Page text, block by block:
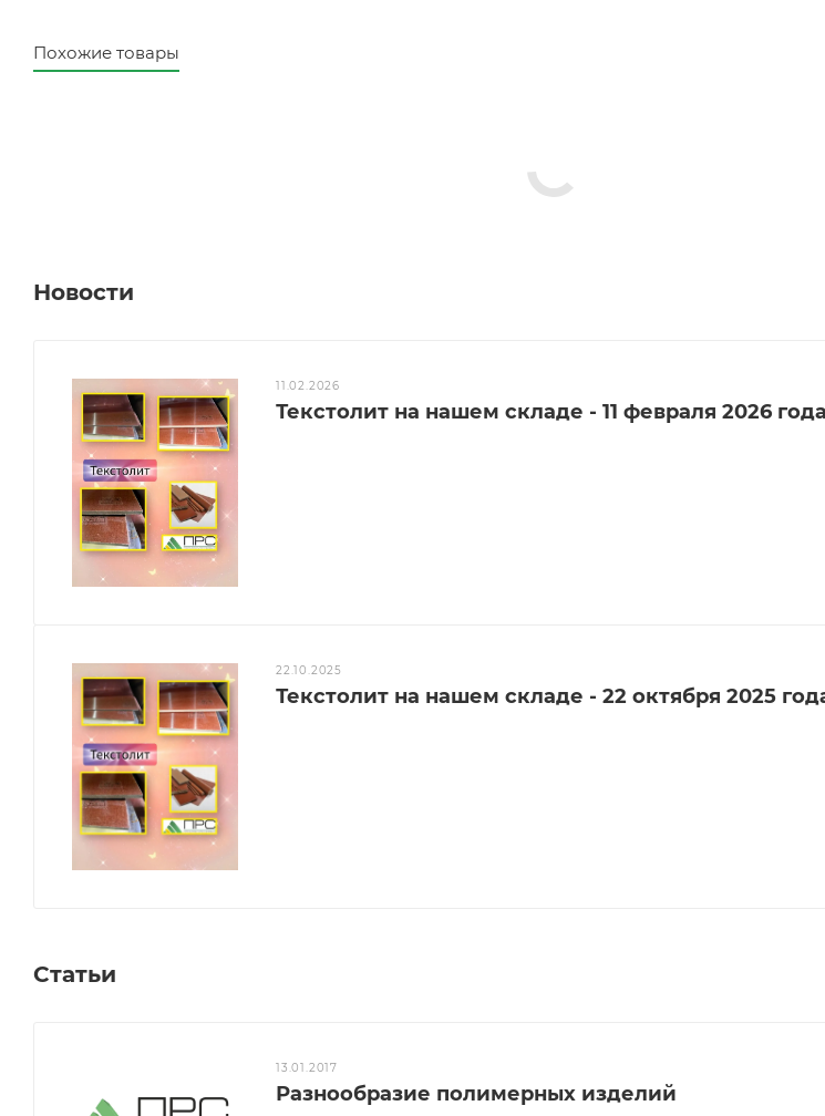
Похожие товары
Новости
11.02.2026
Текстолит на нашем складе - 11 февраля 2026 года
22.10.2025
Текстолит на нашем складе - 22 октября 2025
Статьи
13.01.2017
Разнообразие полимерных изделий